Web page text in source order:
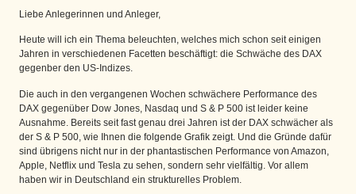
Liebe Anlegerinnen und Anleger,
Heute will ich ein Thema beleuchten, welches mich schon seit einigen
Jahren in verschiedenen Facetten beschäftigt: die Schwäche des DAX
gegenber den US-Indizes.
Die auch in den vergangenen Wochen schwächere Performance des
DAX gegenüber Dow Jones, Nasdaq und S & P 500 ist leider keine
Ausnahme. Bereits seit fast genau drei Jahren ist der DAX schwächer als
der S & P 500, wie Ihnen die folgende Grafik zeigt. Und die Gründe dafür
sind übrigens nicht nur in der phantastischen Performance von Amazon,
Apple, Netflix und Tesla zu sehen, sondern sehr vielfältig. Vor allem
haben wir in Deutschland ein strukturelles Problem.